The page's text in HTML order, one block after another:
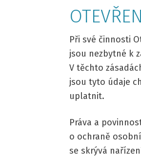
Při své činnosti
jsou nezbytné k
V těchto
jsou tyto údaje
uplatnit.
Práva a
o ochraně
se skrývá